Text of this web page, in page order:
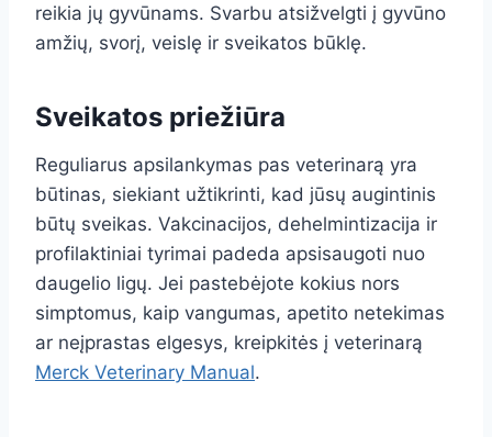
reikia jų gyvūnams. Svarbu atsižvelgti į gyvūno
amžių, svorį, veislę ir sveikatos būklę.
Sveikatos priežiūra
Reguliarus apsilankymas pas veterinarą yra
būtinas, siekiant užtikrinti, kad jūsų augintinis
būtų sveikas. Vakcinacijos, dehelmintizacija ir
profilaktiniai tyrimai padeda apsisaugoti nuo
daugelio ligų. Jei pastebėjote kokius nors
simptomus, kaip vangumas, apetito netekimas
ar neįprastas elgesys, kreipkitės į veterinarą
Merck Veterinary Manual.